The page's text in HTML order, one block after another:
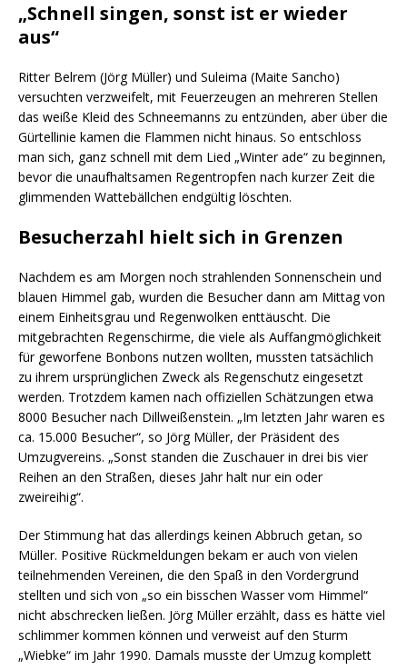
„Schnell singen, sonst ist er wieder
aus“
Ritter Belrem (Jörg Müller) und Suleima (Maite Sancho)
versuchten verzweifelt, mit Feuerzeugen an mehreren Stellen
das weiße Kleid des Schneemanns zu entzünden, aber über die
Gürtellinie kamen die Flammen nicht hinaus. So entschloss
man sich, ganz schnell mit dem Lied „Winter ade“ zu beginnen,
bevor die unaufhaltsamen Regentropfen nach kurzer Zeit die
glimmenden Wattebällchen endgültig löschten.
Besucherzahl hielt sich in Grenzen
Nachdem es am Morgen noch strahlenden Sonnenschein und
blauen Himmel gab, wurden die Besucher dann am Mittag von
einem Einheitsgrau und Regenwolken enttäuscht. Die
mitgebrachten Regenschirme, die viele als Auffangmöglichkeit
für geworfene Bonbons nutzen wollten, mussten tatsächlich
zu ihrem ursprünglichen Zweck als Regenschutz eingesetzt
werden. Trotzdem kamen nach offiziellen Schätzungen etwa
8000 Besucher nach Dillweißenstein. „Im letzten Jahr waren es
ca. 15.000 Besucher“, so Jörg Müller, der Präsident des
Umzugvereins. „Sonst standen die Zuschauer in drei bis vier
Reihen an den Straßen, dieses Jahr halt nur ein oder
zweireihig“.
Der Stimmung hat das allerdings keinen Abbruch getan, so
Müller. Positive Rückmeldungen bekam er auch von vielen
teilnehmenden Vereinen, die den Spaß in den Vordergrund
stellten und sich von „so ein bisschen Wasser vom Himmel“
nicht abschrecken ließen. Jörg Müller erzählt, dass es hätte viel
schlimmer kommen können und verweist auf den Sturm
„Wiebke“ im Jahr 1990. Damals musste der Umzug komplett